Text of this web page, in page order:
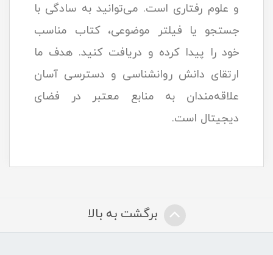
و علوم رفتاری است. می‌توانید به سادگی با
جستجو یا فیلتر موضوعی، کتاب مناسب
خود را پیدا کرده و دریافت کنید. هدف ما
ارتقای دانش روانشناسی و دسترسی آسان
علاقه‌مندان به منابع معتبر در فضای
دیجیتال است.
برگشت به بالا